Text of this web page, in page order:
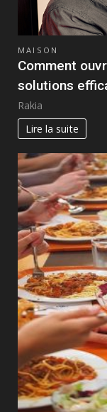
MAISON
Comment
solutions
Rakia
Lire la suite